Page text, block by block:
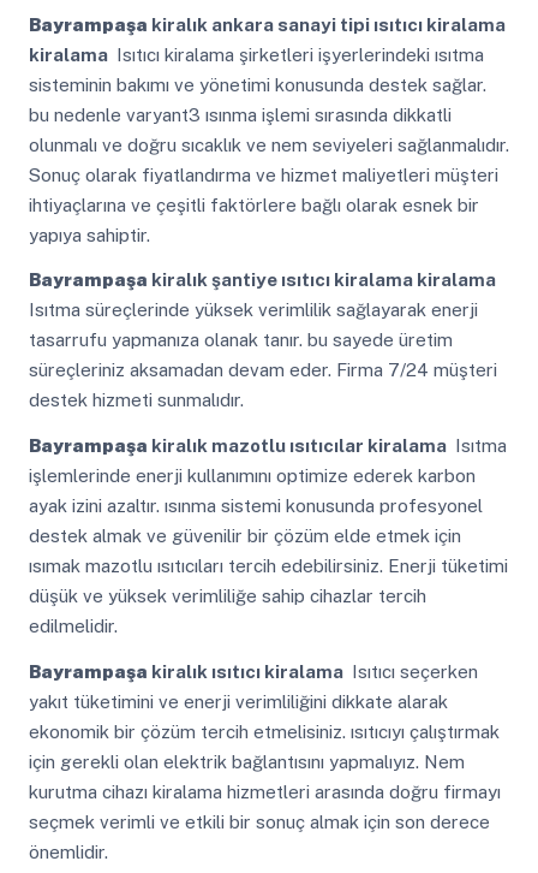
Bayrampaşa kiralık ankara sanayi tipi ısıtıcı kiralama
kiralama Isıtıcı kiralama şirketleri işyerlerindeki ısıtma
sisteminin bakımı ve yönetimi konusunda destek sağlar.
bu nedenle varyant3 ısınma işlemi sırasında dikkatli
olunmalı ve doğru sıcaklık ve nem seviyeleri sağlanmalıdır.
Sonuç olarak fiyatlandırma ve hizmet maliyetleri müşteri
ihtiyaçlarına ve çeşitli faktörlere bağlı olarak esnek bir
yapıya sahiptir.
Bayrampaşa kiralık şantiye ısıtıcı kiralama kiralama
Isıtma süreçlerinde yüksek verimlilik sağlayarak enerji
tasarrufu yapmanıza olanak tanır. bu sayede üretim
süreçleriniz aksamadan devam eder. Firma 7/24 müşteri
destek hizmeti sunmalıdır.
Bayrampaşa kiralık mazotlu ısıtıcılar kiralama Isıtma
işlemlerinde enerji kullanımını optimize ederek karbon
ayak izini azaltır. ısınma sistemi konusunda profesyonel
destek almak ve güvenilir bir çözüm elde etmek için
ısımak mazotlu ısıtıcıları tercih edebilirsiniz. Enerji tüketimi
düşük ve yüksek verimliliğe sahip cihazlar tercih
edilmelidir.
Bayrampaşa kiralık ısıtıcı kiralama Isıtıcı seçerken
yakıt tüketimini ve enerji verimliliğini dikkate alarak
ekonomik bir çözüm tercih etmelisiniz. ısıtıcıyı çalıştırmak
için gerekli olan elektrik bağlantısını yapmalıyız. Nem
kurutma cihazı kiralama hizmetleri arasında doğru firmayı
seçmek verimli ve etkili bir sonuç almak için son derece
önemlidir.